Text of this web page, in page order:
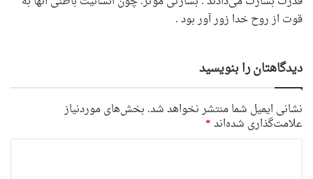
قوت از روح خدا زور آور بود .
دیدگاهتان را بنویسید
نشانی ایمیل شما منتشر نخواهد شد. بخش‌های موردنیاز
علامت‌گذاری شده‌اند*